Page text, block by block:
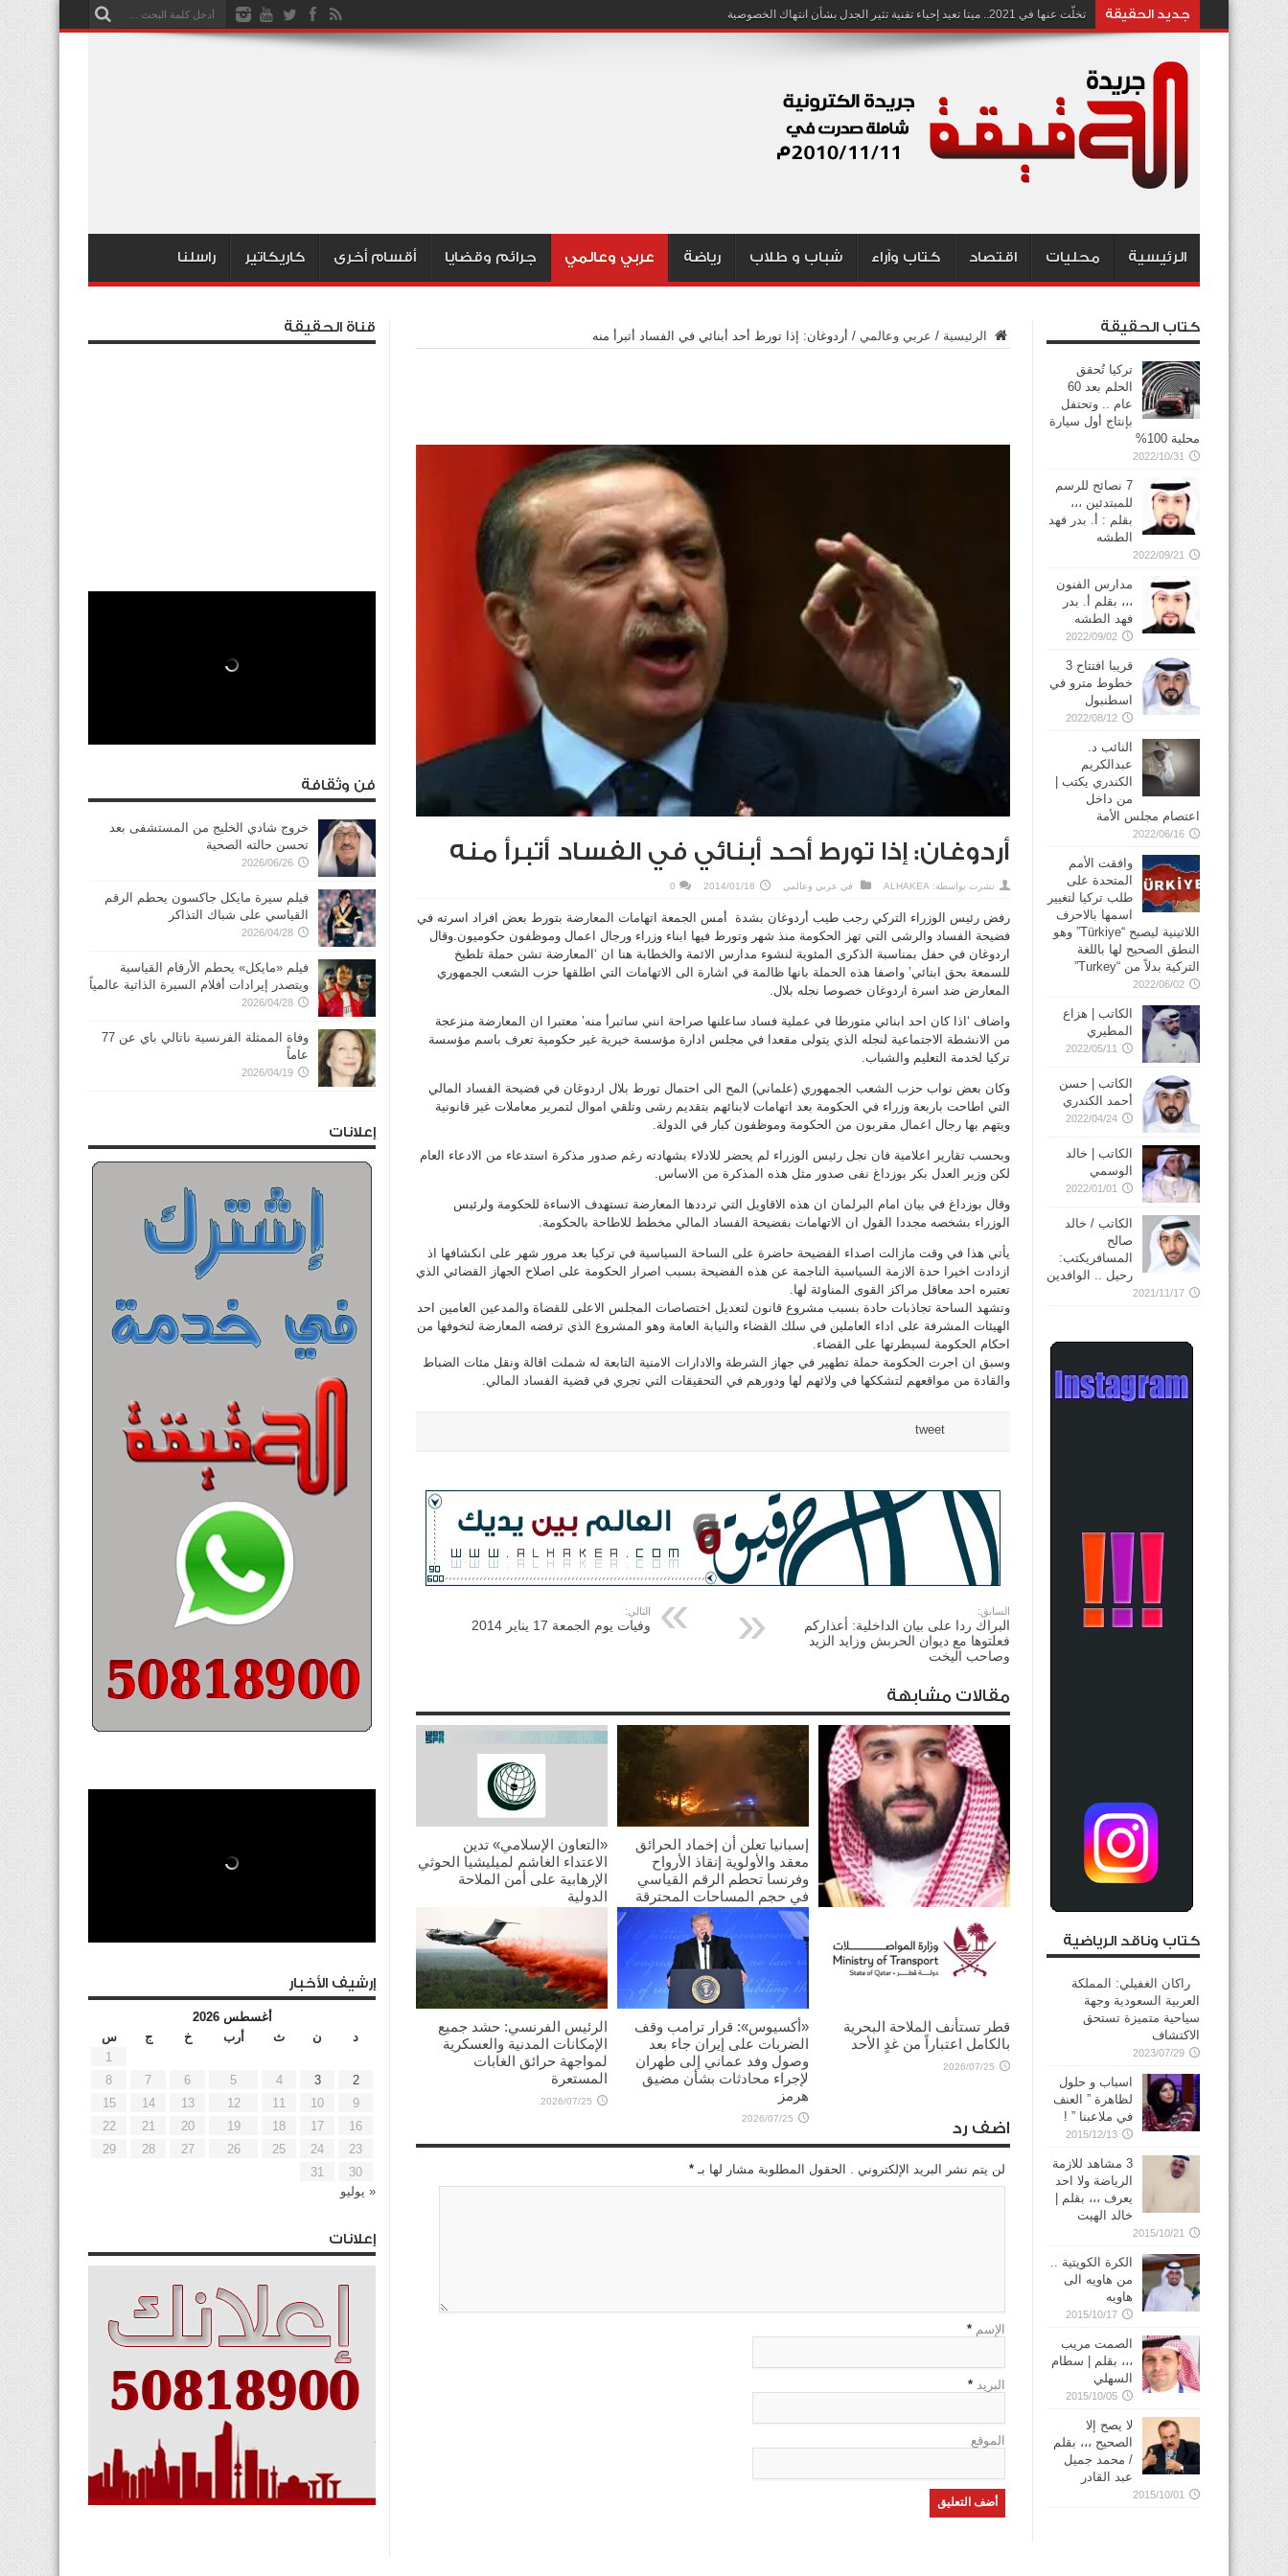
جديد الحقيقة تخلّت عنها في 2021.. ميتا تعيد إحياء تقنية تثير الجدل بشأن انتهاك الخصوصية
الرئيسية محليات اقتصاد كتاب وآراء شباب و طلاب رياضة عربي وعالمي جرائم وقضايا أقسام أخرى كاريكاتير راسلنا
الرئيسية / عربي وعالمي / أردوغان: إذا تورط أحد أبنائي في الفساد أتبرأ منه
أردوغان: إذا تورط أحد أبنائي في الفساد أتبرأ منه
نشرت بواسطة: ALHAKEA في عربي وعالمي 2014/01/18
0
رفض رئيس الوزراء التركي رجب طيب أردوغان بشدة أمس الجمعة اتهامات المعارضة بتورط بعض افراد اسرته في
فضيحة الفساد والرشى التي تهز الحكومة منذ شهر وتورط فيها ابناء وزراء ورجال اعمال وموظفون حكوميون.وقال
اردوغان في حفل بمناسبة الذكرى المئوية لنشوء مدارس الائمة والخطابة هنا ان ‘المعارضة تشن حملة تلطيخ
للسمعة بحق ابنائي’ واصفا هذه الحملة بانها ظالمة في اشارة الى الاتهامات التي اطلقها حزب الشعب الجمهوري
المعارض ضد اسرة اردوغان خصوصا نجله بلال.
واضاف ‘اذا كان احد ابنائي متورطا في عملية فساد ساعلنها صراحة انني ساتبرأ منه’ معتبرا ان المعارضة منزعجة
من الانشطة الاجتماعية لنجله الذي يتولى مقعدا في مجلس ادارة مؤسسة خيرية غير حكومية تعرف باسم مؤسسة
تركيا لخدمة التعليم والشباب.
وكان بعض نواب حزب الشعب الجمهوري (علماني) المح الى احتمال تورط بلال اردوغان في فضيحة الفساد المالي
التي اطاحت باربعة وزراء في الحكومة بعد اتهامات لابنائهم بتقديم رشى وتلقي اموال لتمرير معاملات غير قانونية
ويتهم بها رجال اعمال مقربون من الحكومة وموظفون كبار في الدولة.
وبحسب تقارير اعلامية فان نجل رئيس الوزراء لم يحضر للادلاء بشهادته رغم صدور مذكرة استدعاء من الادعاء العام
لكن وزير العدل بكر بوزداغ نفى صدور مثل هذه المذكرة من الاساس.
وقال بوزداغ في بيان امام البرلمان ان هذه الاقاويل التي ترددها المعارضة تستهدف الاساءة للحكومة ولرئيس
الوزراء بشخصه مجددا القول ان الاتهامات بفضيحة الفساد المالي مخطط للاطاحة بالحكومة.
يأتي هذا في وقت مازالت اصداء الفضيحة حاضرة على الساحة السياسية في تركيا بعد مرور شهر على انكشافها اذ
ازدادت اخيرا حدة الازمة السياسية الناجمة عن هذه الفضيحة بسبب اصرار الحكومة على اصلاح الجهاز القضائي الذي
تعتبره احد معاقل مراكز القوى المناوئة لها.
وتشهد الساحة تجاذبات حادة بسبب مشروع قانون لتعديل اختصاصات المجلس الاعلى للقضاة والمدعين العامين احد
الهيئات المشرفة على اداء العاملين في سلك القضاء والنيابة العامة وهو المشروع الذي ترفضه المعارضة لتخوفها من
احكام الحكومة لسيطرتها على القضاء.
وسبق ان اجرت الحكومة حملة تطهير في جهاز الشرطة والادارات الامنية التابعة له شملت اقالة ونقل مئات الضباط
والقادة من مواقعهم لتشككها في ولائهم لها ودورهم في التحقيقات التي تجري في قضية الفساد المالي.
tweet
السابق:
البراك ردا على بيان الداخلية: أعذاركم
فعلتوها مع ديوان الحربش وزايد الزيد
وصاحب اليخت
التالي:
وفيات يوم الجمعة 17 يناير 2014
مقالات مشابهة
ولي العهد السعودي يؤكد
للرئيس الأميركي ضرورة تغليب
الحوار لخفض التصعيد
إسبانيا تعلن أن إخماد الحرائق
معقد والأولوية إنقاذ الأرواح
وفرنسا تحطم الرقم القياسي
في حجم المساحات المحترقة
2026/07/25
«التعاون الإسلامي» تدين
الاعتداء الغاشم لميليشيا الحوثي
الإرهابية على أمن الملاحة
الدولية
قطر تستأنف الملاحة البحرية
بالكامل اعتباراً من غدٍ الأحد
2026/07/25
«أكسيوس»: قرار ترامب وقف
الضربات على إيران جاء بعد
وصول وفد عماني إلى طهران
لإجراء محادثات بشأن مضيق
هرمز
2026/07/25
الرئيس الفرنسي: حشد جميع
الإمكانات المدنية والعسكرية
لمواجهة حرائق الغابات
المستعرة
2026/07/25
اضف رد
لن يتم نشر البريد الإلكتروني . الحقول المطلوبة مشار لها بـ *
الإسم *
البريد *
الموقع
كتاب الحقيقة
تركيا تُحقق
الحلم بعد 60
عام .. وتحتفل
بإنتاج أول سيارة
محلية 100%
2022/10/31
7 نصائح للرسم
للمبتدئين ،،،
بقلم : أ. بدر فهد
الطشه
2022/09/21
مدارس الفنون
،،، بقلم أ. بدر
فهد الطشه
2022/09/02
قريبا افتتاح 3
خطوط مترو في
2022/08/12
النائب د.
عبدالكريم
الكندري يكتب |
من داخل
اعتصام مجلس الأمة
2022/06/16
وافقت الأمم
المتحدة على
طلب تركيا لتغيير
اسمها بالاحرف
اللاتينية ليصبح “Türkiye” وهو
النطق الصحيح لها باللغة
التركية بدلاً من “Turkey”
2022/06/02
الكاتب | هزاع
المطيري
2022/05/11
الكاتب | حسن
أحمد الكندري
2022/04/24
الكاتب | خالد
الوسمي
2022/01/01
الكاتب / خالد
صالح
المسافريكتب:
رحيل .. الوافدين
2021/11/17
كتاب وناقد الرياضية
راكان الغفيلي: المملكة
العربية السعودية وجهة
سياحية متميزة تستحق
الاكتشاف
2023/07/29
اسباب و حلول
لظاهرة ” العنف
في ملاعبنا ” !
2015/12/13
3 مشاهد للازمة
الرياضة ولا احد
يعرف ،،، بقلم |
خالد الهيت
2015/10/21
الكرة الكويتية ..
من هاويه الى
هاويه
2015/10/17
الصمت مريب
،،، بقلم | سطام
السهلي
2015/10/05
لا يصح إلا
الصحيح ،،، بقلم
/ محمد جميل
عبد القادر
2015/10/01
قناة الحقيقة
فن وثقافة
خروج شادي الخليج من المستشفى بعد
تحسن حالته الصحية
2026/06/26
فيلم سيرة مايكل جاكسون يحطم الرقم
القياسي على شباك التذاكر
2026/04/28
فيلم «مايكل» يحطم الأرقام القياسية
ويتصدر إيرادات أفلام السيرة الذاتية عالمياً
2026/04/28
وفاة الممثلة الفرنسية ناتالي باي عن 77
عاماً
2026/04/19
إعلانات
إرشيف الأخبار
أغسطس 2026
د
ن ث أرب خ ج
س
1
2
3
4
5
6
7
8
9
10
11
12
13
14
15
16
17
18
19
20
21
22
23
24
25
26
27
28
29
30
31
« يوليو
إعلانات